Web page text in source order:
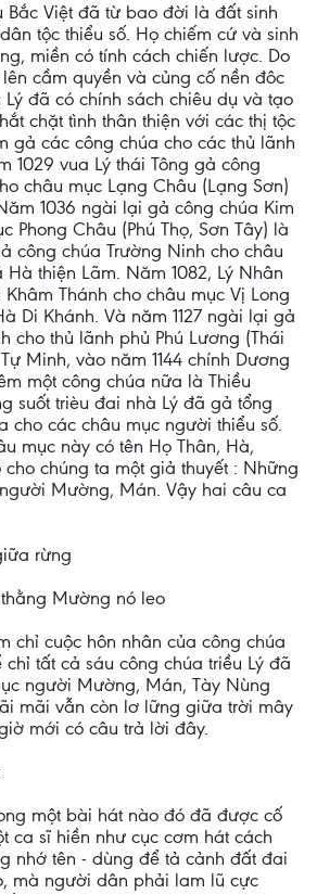
Bắc Việt đã từ bao đời là đất sinh
tộc thiểu số. Họ chiếm cứ và sinh
miền có tính cách chiến lược. Do
cầm quyền và củng cố nền đôc
đã có chính sách chiêu dụ và tạo
chặt tình thân thiện với các thị tộc
gả các công chúa cho các thủ lãnh
1029 vua Lý thái Tông gả công
châu mục Lạng Châu (Lạng Sơn)
1036 ngài lại gả công chúa Kim
Phong Châu (Phú Thọ, Sơn Tây) là
công chúa Trường Ninh cho châu
thiện Lãm. Năm 1082, Lý Nhân
Thánh cho châu mục Vị Long
Di Khánh. Và năm 1127 ngài lại gả
cho thủ lãnh phủ Phú Lương (Thái
Minh, vào năm 1144 chính Dương
một công chúa nữa là Thiều
suốt trièu đai nhà Lý đã gả tổng
cho các châu mục người thiểu số.
mục này có tên Họ Thân, Hà,
chúng ta một giả thuyết : Những
Mường, Mán. Vậy hai câu ca
rừng
Mường nó leo
chỉ cuộc hôn nhân của công chúa
chỉ tất cả sáu công chúa triều Lý đã
người Mường, Mán, Tày Nùng
mãi vẫn còn lơ lững giữa trời mây
mới có câu trả lời đây.
một bài hát nào đó đã được cố
ca sĩ hiền như cục cơm hát cách
nhớ tên - dùng để tả cảnh đất đai
mà người dân phải lam lũ cực